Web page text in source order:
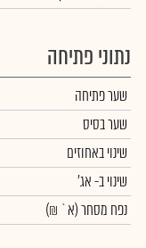
נתוני פתיחה
שער פתיחה
שער בסיס
שינוי באחוזים
שינויב- אג'
נפח מסחר(א` ₪)